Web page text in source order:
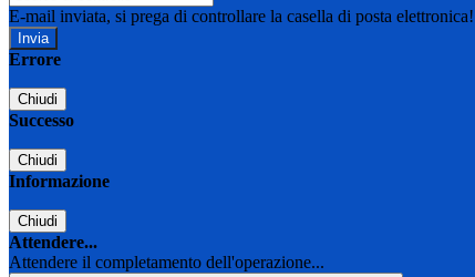
E-mail inviata, si prega di controllare la casella di posta elettronica!
Errore
Chiudi
Successo
Chiudi
Informazione
Chiudi
Attendere...
Attendere il completamento dell'operazione...